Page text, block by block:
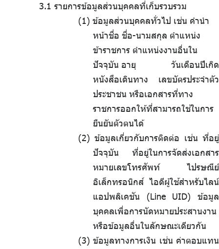
3.1 รายการข้อมูลส่วนบุคคลที่เก็บรวบรวม
ข้อมูลส่วนบุคคลทั่วไป เช่น. คำนำ
หน้าชื่อ ชื่อ-นามสกุล ตำแหน่ง
ข้าราชการ ตำแหน่งงานอื่นใน
ปัจจุบัน อายุ วันเดือนปีเกิด
หนังสือเดินทาง เลขบัตรประจำตัว
ประชาชน หรือเอกสารที่ทาง
ราชการออกให้ที่สามารถใช้ในการ
ยืนยันตัวตนได้
ข้อมูลเกี่ยวกับการติดต่อ เช่น ที่อยู่
ปัจจุบัน ที่อยู่ในการจัดส่งเอกสาร
หมายเลขโทรศัพท์ ไปรษณีย์
อิเล็กทรอนิกส์ ไอดีผู้ใช้สำหรับไลน์
แอปพลิเคชัน (Line UID) ข้อมูล
บุคคลเพื่อการนัดหมายประสานงาน
หรือข้อมูลอื่นในลักษณะเดียวกัน
ข้อมูลทางการเงิน เช่น ค่าตอบแทน